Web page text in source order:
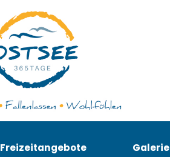
Freizeitangebote Galerie